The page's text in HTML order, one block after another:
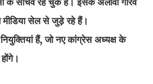
मीडिया सेल से जुड़े रहे हैं।
हैं, जो नए कांग्रेस अध्यक्ष के